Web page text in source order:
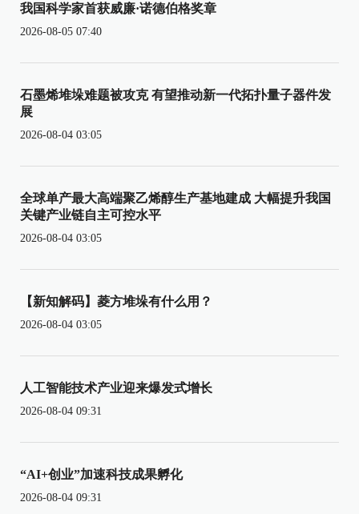
我国科学家首获威廉·诺德伯格奖章
2026-08-05 07:40
石墨烯堆垛难题被攻克 有望推动新一代拓扑量子器件发
展
2026-08-04 03:05
全球单产最大高端聚乙烯醇生产基地建成 大幅提升我国
关键产业链自主可控水平
2026-08-04 03:05
【新知解码】菱方堆垛有什么用？
2026-08-04 03:05
人工智能技术产业迎来爆发式增长
2026-08-04 09:31
“AI+创业”加速科技成果孵化
2026-08-04 09:31